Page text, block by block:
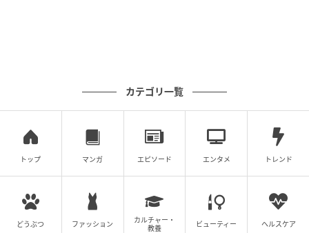
カテゴリ一覧
トップ マンガ エピソード エンタメ トレンド
どうぶつ ファッション
カルチャー・
教養
ビューティー ヘルスケア